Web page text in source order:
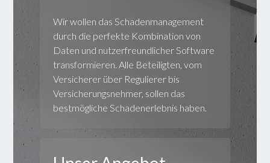
Wir wollen das Schadenmanagement
durch die perfekte Kombination von
Daten und nutzerfreundlicher Software
transformieren. Alle Beteiligten, vom
Versicherer über Regulierer bis
Versicherungsnehmer, sollen das
bestmögliche Schadenerlebnis haben.